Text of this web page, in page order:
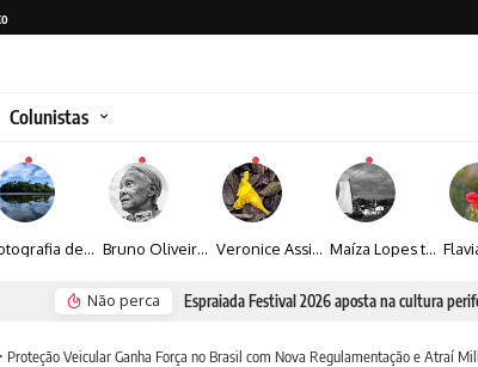
Colunistas
Fotografia de Fátima Carlini transforma paisagens naturais em experiências de contemplação Bruno Oliveira retrata o cotidiano urbano por meio da fotografia em preto e branco Veronice Assini Saes transforma a natureza em fotografias marcadas pela sensibilidade Maíza Lopes transforma cultura popular baiana em narrativas fotográficas
Não perca Espraiada Festival 2026 aposta na cultura
Proteção Veicular Ganha Força no Brasil com Nova Regulamentação e Atraí